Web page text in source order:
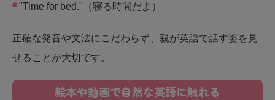
"Time for bed."（寝る時間だよ）
正確な発音や文法にこだわらず、親が英語で話す姿を見
せることが大切です。
絵本や動画で自然な英語に触れる